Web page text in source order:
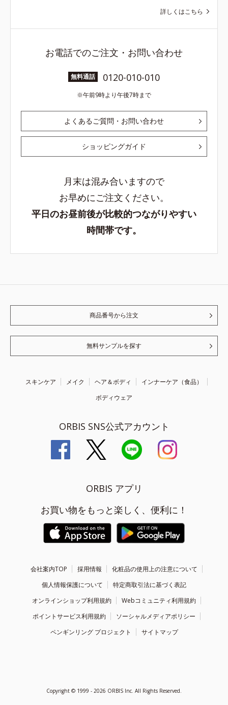
詳しくはこちら
お電話でのご注文・お問い合わせ
無料通話 0120-010-010
午前9時より午後7時まで
よくあるご質問・お問い合わせ
ショッピングガイド
月末は混み合いますので
お早めにご注文ください。
平日のお昼前後が比較的つながりやすい
時間帯です。
商品番号から注文
無料サンプルを探す
スキンケア メイク ヘア＆ボディ
インナーケア（食品）
ボディウェア
ORBIS SNS公式アカウント
ORBIS アプリ
お買い物をもっと楽しく、便利に！
会社案内TOP 採用情報
化粧品の使用上の注意について
個人情報保護について
特定商取引法に基づく表記
オンラインショップ利用規約
Webコミュニティ利用規約
ポイントサービス利用規約
ソーシャルメディアポリシー
ペンギンリング プロジェクト
サイトマップ
Copyright © 1999 - 2026 ORBIS Inc. All Rights Reserved.